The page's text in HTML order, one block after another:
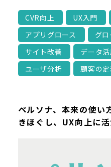
CVR向上 UX入門
アプリグロース
グ
サイト改善
データ
ユーザ分析
顧客の
ペルソナ、本来の使
きほぐし、UX向上に